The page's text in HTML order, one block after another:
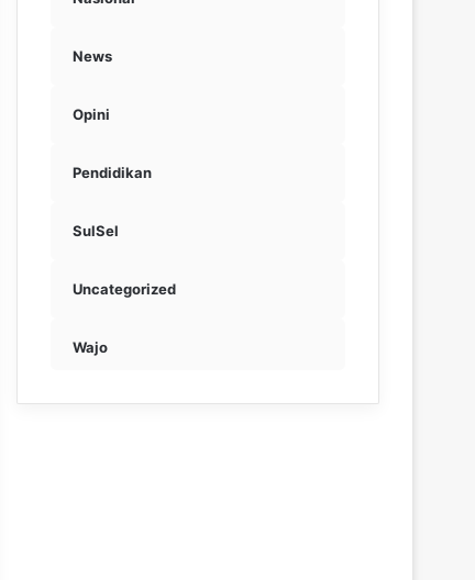
News
Opini
Pendidikan
SulSel
Uncategorized
Wajo